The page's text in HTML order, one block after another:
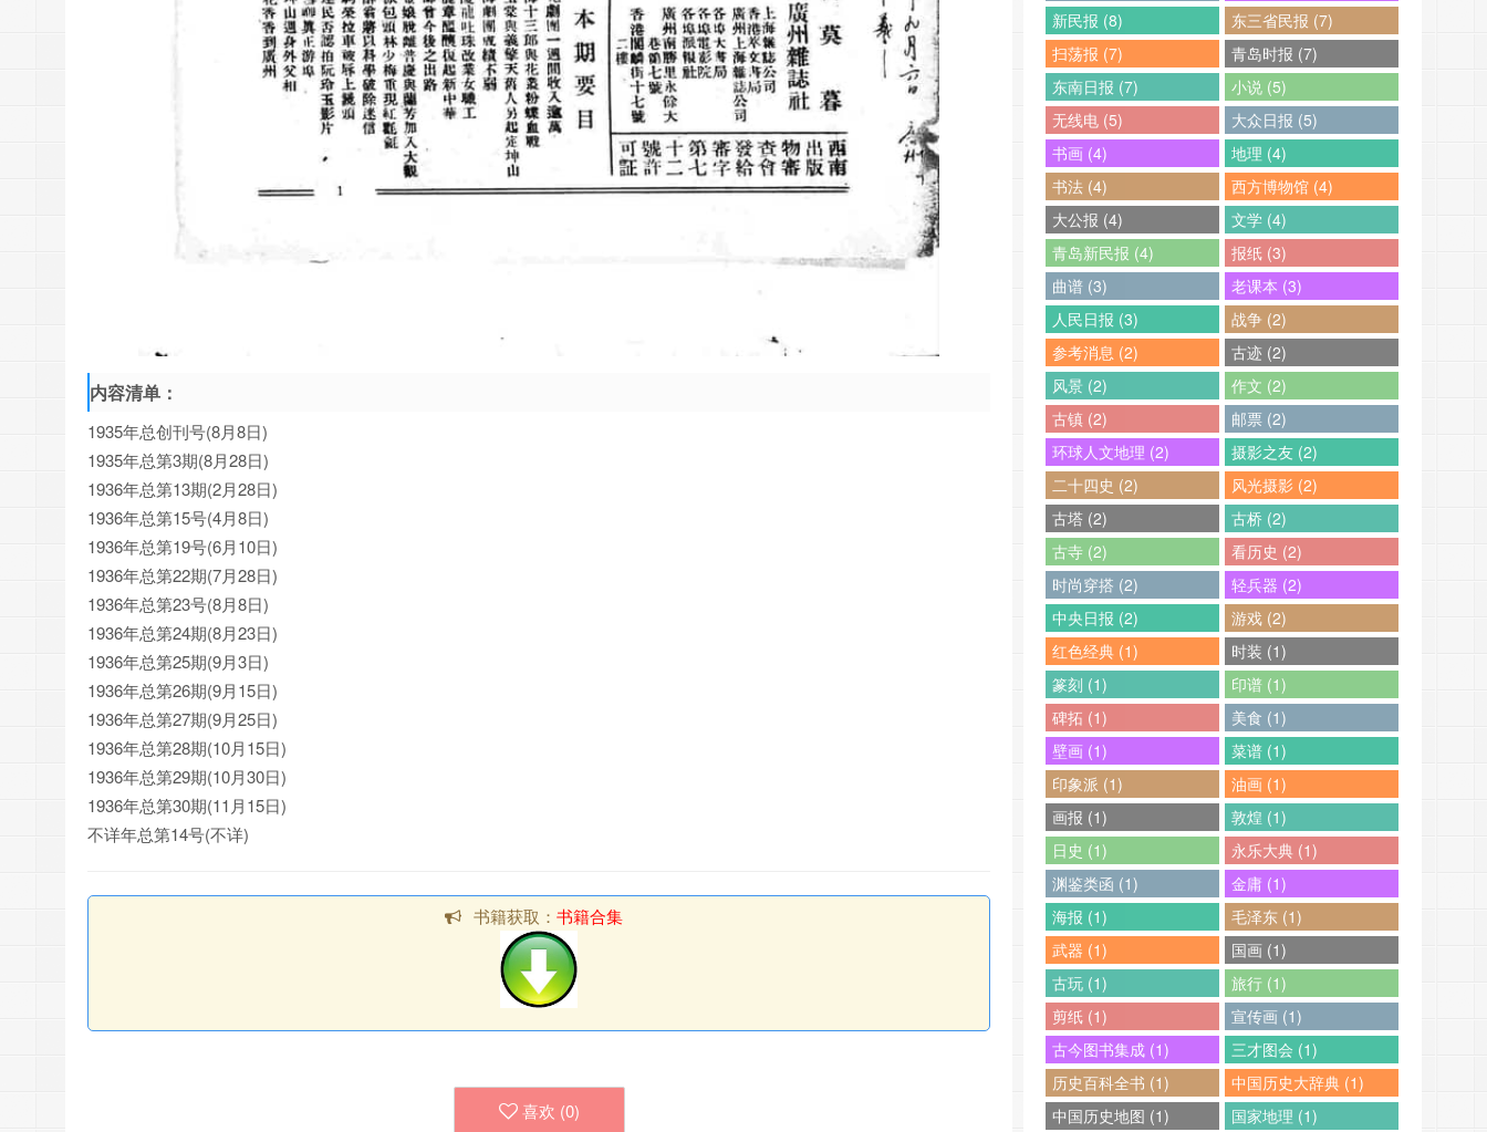
内容清单：
1935年总创刊号(8月8日)
1935年总第3期(8月28日)
1936年总第13期(2月28日)
1936年总第15号(4月8日)
1936年总第19号(6月10日)
1936年总第22期(7月28日)
1936年总第23号(8月8日)
1936年总第24期(8月23日)
1936年总第25期(9月3日)
1936年总第26期(9月15日)
1936年总第27期(9月25日)
1936年总第28期(10月15日)
1936年总第29期(10月30日)
1936年总第30期(11月15日)
不详年总第14号(不详)
书籍获取： 书籍合集
喜欢 (0)
新民报 (8)
东三省民报 (7)
扫荡报 (7)
青岛时报 (7)
东南日报 (7)
小说 (5)
无线电 (5)
大众日报 (5)
书画 (4)
地理 (4)
书法 (4)
西方博物馆 (4)
大公报 (4)
文学 (4)
青岛新民报 (4)
报纸 (3)
曲谱 (3)
老课本 (3)
人民日报 (3)
战争 (2)
参考消息 (2)
古迹 (2)
风景 (2)
作文 (2)
古镇 (2)
邮票 (2)
环球人文地理 (2)
摄影之友 (2)
二十四史 (2)
风光摄影 (2)
古塔 (2)
古桥 (2)
古寺 (2)
看历史 (2)
时尚穿搭 (2)
轻兵器 (2)
中央日报 (2)
游戏 (2)
红色经典 (1)
时装 (1)
篆刻 (1)
印谱 (1)
碑拓 (1)
美食 (1)
壁画 (1)
菜谱 (1)
印象派 (1)
油画 (1)
画报 (1)
敦煌 (1)
日史 (1)
永乐大典 (1)
渊鉴类函 (1)
金庸 (1)
海报 (1)
毛泽东 (1)
武器 (1)
国画 (1)
古玩 (1)
旅行 (1)
剪纸 (1)
宣传画 (1)
古今图书集成 (1)
三才图会 (1)
历史百科全书 (1)
中国历史大辞典 (1)
中国历史地图 (1)
国家地理 (1)